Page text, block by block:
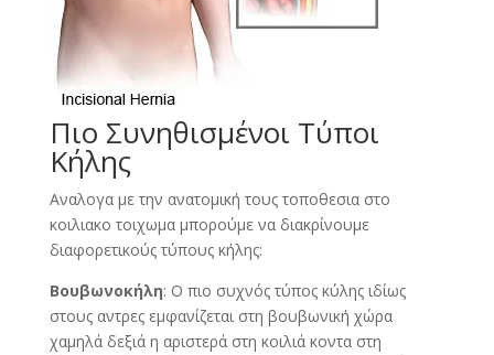
Πιο Συνηθισμένοι Τύποι
Κήλης
Αναλογα με την ανατομική τους τοποθεσια στο
κοιλιακο τοιχωμα μπορούμε να διακρίνουμε
διαφορετικούς τύπους κήλης:
Βουβωνοκήλη: Ο πιο συχνός τύπος κύλης ιδίως
στους αντρες εμφανίζεται στη βουβωνική χώρα
χαμηλά δεξιά η αριστερά στη κοιλιά κοντα στη